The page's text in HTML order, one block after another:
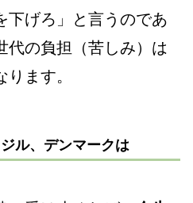
下げろ」と言うのであ
代の負担（苦しみ）は
ます。
ル、デンマークは